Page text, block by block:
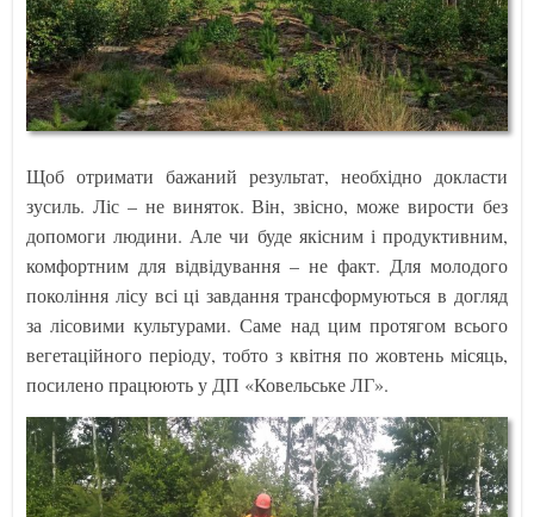
Щоб отримати бажаний результат, необхідно докласти
зусиль. Ліс – не виняток. Він, звісно, може вирости без
допомоги людини. Але чи буде якісним і продуктивним,
комфортним для відвідування – не факт. Для молодого
покоління лісу всі ці завдання трансформуються в догляд
за лісовими культурами. Саме над цим протягом всього
вегетаційного періоду, тобто з квітня по жовтень місяць,
посилено працюють у ДП «Ковельське ЛГ».